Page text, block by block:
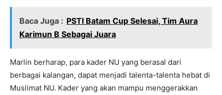
Baca Juga : PSTI Batam Cup Selesai, Tim Aura
Karimun B Sebagai Juara
Marlin berharap, para kader NU yang berasal dari
berbagai kalangan, dapat menjadi talenta-talenta hebat di
Muslimat NU. Kader yang akan mampu menggerakkan